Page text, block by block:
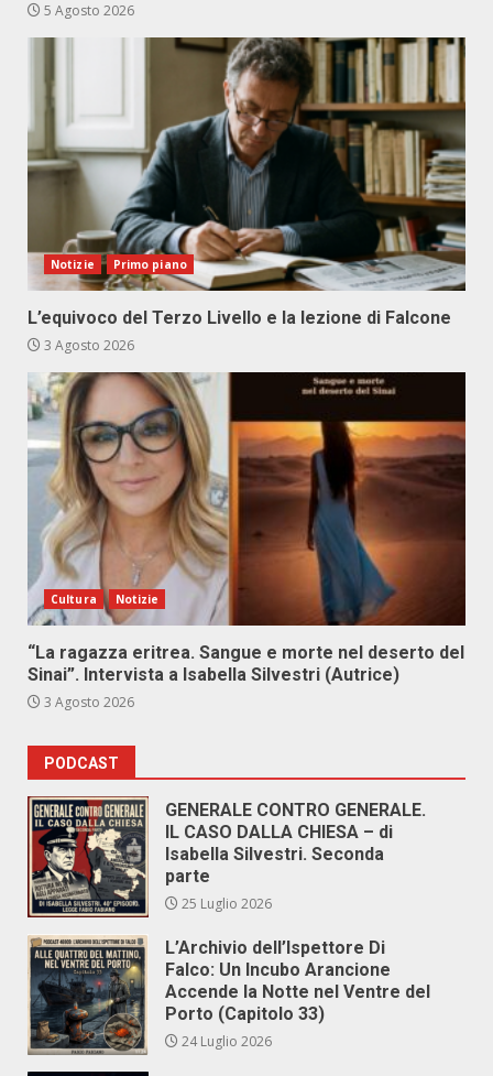
5 Agosto 2026
Notizie Primo piano
L’equivoco del Terzo Livello e la lezione di Falcone
3 Agosto 2026
Cultura Notizie
“La ragazza eritrea. Sangue e morte nel deserto del
Sinai”. Intervista a Isabella Silvestri (Autrice)
3 Agosto 2026
PODCAST
GENERALE CONTRO GENERALE.
IL CASO DALLA CHIESA – di
Isabella Silvestri. Seconda
parte
25 Luglio 2026
L’Archivio dell’Ispettore Di
Falco: Un Incubo Arancione
Accende la Notte nel Ventre del
Porto (Capitolo 33)
24 Luglio 2026